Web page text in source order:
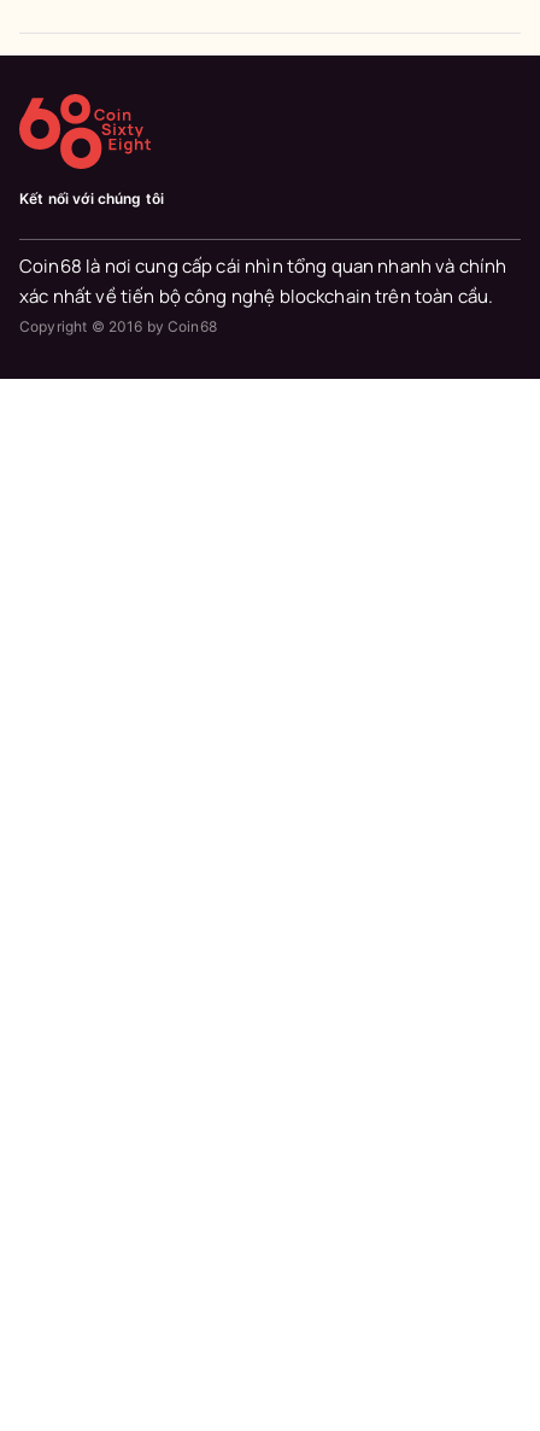
Kết nối với chúng tôi
Coin68 là nơi cung cấp cái nhìn tổng quan nhanh và chính
xác nhất về tiến bộ công nghệ blockchain trên toàn cầu.
Copyright © 2016 by Coin68